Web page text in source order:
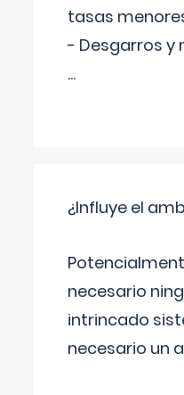
tasas
- Desgarros y
...
¿Influye el
necesario
intrincado
necesario un